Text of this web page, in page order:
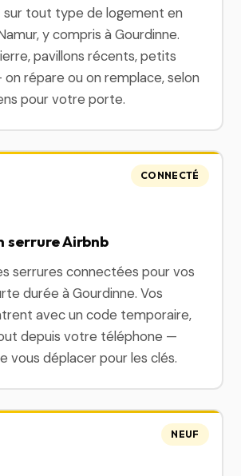
sur tout type de logement en
y compris à Gourdinne.
pavillons récents, petits
répare ou on remplace, selon
pour votre porte.
serrure Airbnb
serrures connectées pour vos
durée à Gourdinne. Vos
avec un code temporaire,
depuis votre téléphone —
vous déplacer pour les clés.
CONNECTÉ
NEUF